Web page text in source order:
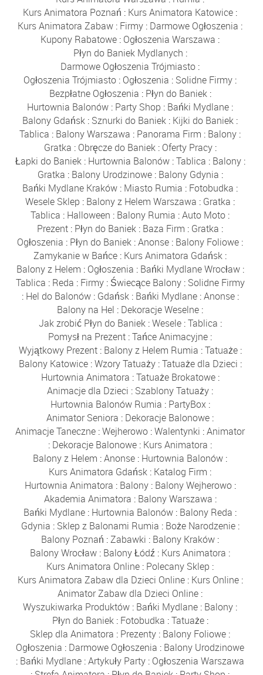
Kurs Animatora Poznań : Kurs Animatora Katowice :
Kurs Animatora Zabaw : Firmy : Darmowe Ogłoszenia :
Kupony Rabatowe : Ogłoszenia Warszawa :
Płyn do Baniek Mydlanych :
Darmowe Ogłoszenia Trójmiasto :
Ogłoszenia Trójmiasto : Ogłoszenia : Solidne Firmy :
Bezpłatne Ogłoszenia : Płyn do Baniek:
Hurtownia Balonów : Party Shop : Bańki Mydlane :
Balony Gdańsk : Sznurki do Baniek : Kijki do Baniek :
Tablica : Balony Warszawa : Panorama Firm : Balony :
Gratka : Obręcze do Baniek: Oferty Pracy:
Łapki do Baniek: Hurtownia Balonów:Tablica : Balony:
Gratka : Balony Urodzinowe: Balony Gdynia :
Bańki Mydlane Kraków : Miasto Rumia : Fotobudka :
Wesele Sklep : Balony z Helem Warszawa : Gratka :
Tablica : Halloween : Balony Rumia :Auto Moto :
Prezent : Płyn do Baniek : Baza Firm : Gratka :
Ogłoszenia : Płyn do Baniek :Anonse : Balony Foliowe :
Zamykanie w Bańce : Kurs Animatora Gdańsk :
Balony z Helem : Ogłoszenia : Bańki Mydlane Wrocław:
Tablica : Reda : Firmy: Świecące Balony: Solidne Firmy
: Hel do Balonów: Gdańsk: Bańki Mydlane:Anonse:
Balony na Hel : Dekoracje Weselne :
Jak zrobić Płyn do Baniek:Wesele:Tablica :
Pomysł na Prezent :Tańce Animacyjne :
Wyjątkowy Prezent: Balony z Helem Rumia :Tatuaże:
Balony Katowice:Wzory Tatuaży:Tatuaże dla Dzieci :
Hurtownia Animatora :Tatuaże Brokatowe:
Animacje dla Dzieci : Szablony Tatuaży :
Hurtownia Balonów Rumia : PartyBox:
Animator Seniora : Dekoracje Balonowe :
Animacje Taneczne :Wejherowo :Walentynki :Animator
: Dekoracje Balonowe : Kurs Animatora :
Balony z Helem :Anonse : Hurtownia Balonów :
Kurs Animatora Gdańsk : Katalog Firm :
Hurtownia Animatora : Balony: Balony Wejherowo:
Akademia Animatora : Balony Warszawa :
Bańki Mydlane : Hurtownia Balonów : Balony Reda :
Gdynia : Sklep z Balonami Rumia : Boże Narodzenie:
Balony Poznań :Zabawki : Balony Kraków :
Balony Wrocław : Balony Łódź : Kurs Animatora :
Kurs Animatora Online : Polecany Sklep :
Kurs Animatora Zabaw dla Dzieci Online: Kurs Online:
Animator Zabaw dla Dzieci Online :
Wyszukiwarka Produktów : Bańki Mydlane : Balony :
Płyn do Baniek: Fotobudka :Tatuaże:
Sklep dla Animatora : Prezenty : Balony Foliowe :
Ogłoszenia : Darmowe Ogłoszenia : Balony Urodzinowe
: Bańki Mydlane :Artykuły Party : Ogłoszenia Warszawa